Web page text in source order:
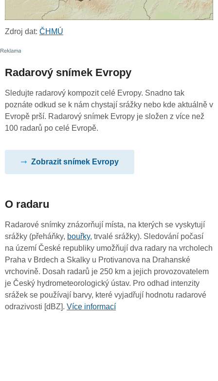
Zdroj dat: ČHMÚ
Radarový snímek Evropy
Sledujte radarový kompozit celé Evropy. Snadno tak
poznáte odkud se k nám chystají srážky nebo kde aktuálně v
Evropě prší. Radarový snímek Evropy je složen z více než
100 radarů po celé Evropě.
Zobrazit snímek Evropy
O radaru
Radarové snímky znázorňují místa, na kterých se vyskytují
srážky (přeháňky, bouřky, trvalé srážky). Sledování počasí
na území České republiky umožňují dva radary na vrcholech
Praha v Brdech a Skalky u Protivanova na Drahanské
vrchovině. Dosah radarů je 250 km a jejich provozovatelem
je Český hydrometeorologický ústav. Pro odhad intenzity
srážek se používají barvy, které vyjadřují hodnotu radarové
odrazivosti [dBZ]. Více informací